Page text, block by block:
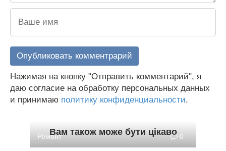
Нажимая на кнопку "Отправить комментарий", я
даю согласие на обработку персональных данных
и принимаю политику конфиденциальности.
Вам також може бути цікаво
Ремонт 0